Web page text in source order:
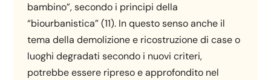
bambino”, secondo i principi della
“biourbanistica” (11). In questo senso anche il
tema della demolizione e ricostruzione di case o
luoghi degradati secondo i nuovi criteri,
potrebbe essere ripreso e approfondito nel